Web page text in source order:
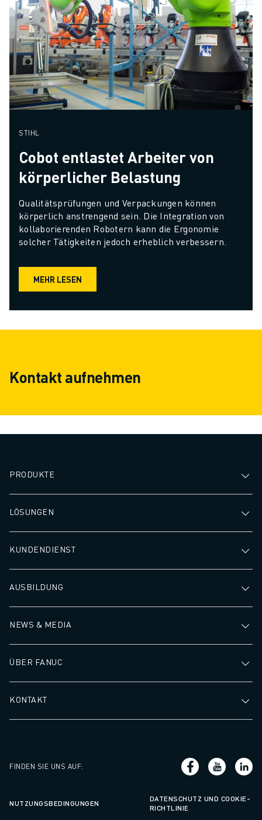
STIHL
Cobot entlastet Arbeiter von
körperlicher Belastung
Qualitätsprüfungen und Verpackungen können
körperlich anstrengend sein. Die Integration von
kollaborierenden Robotern kann die Ergonomie
solcher Tätigkeiten jedoch erheblich verbessern.
MEHR LESEN
Kontakt aufnehmen
PRODUKTE
LÖSUNGEN
KUNDENDIENST
AUSBILDUNG
NEWS & MEDIA
ÜBER FANUC
KONTAKT
FINDEN SIE UNS AUF:
NUTZUNGSBEDINGUNGEN
DATENSCHUTZ UND COOKIE-
RICHTLINIE